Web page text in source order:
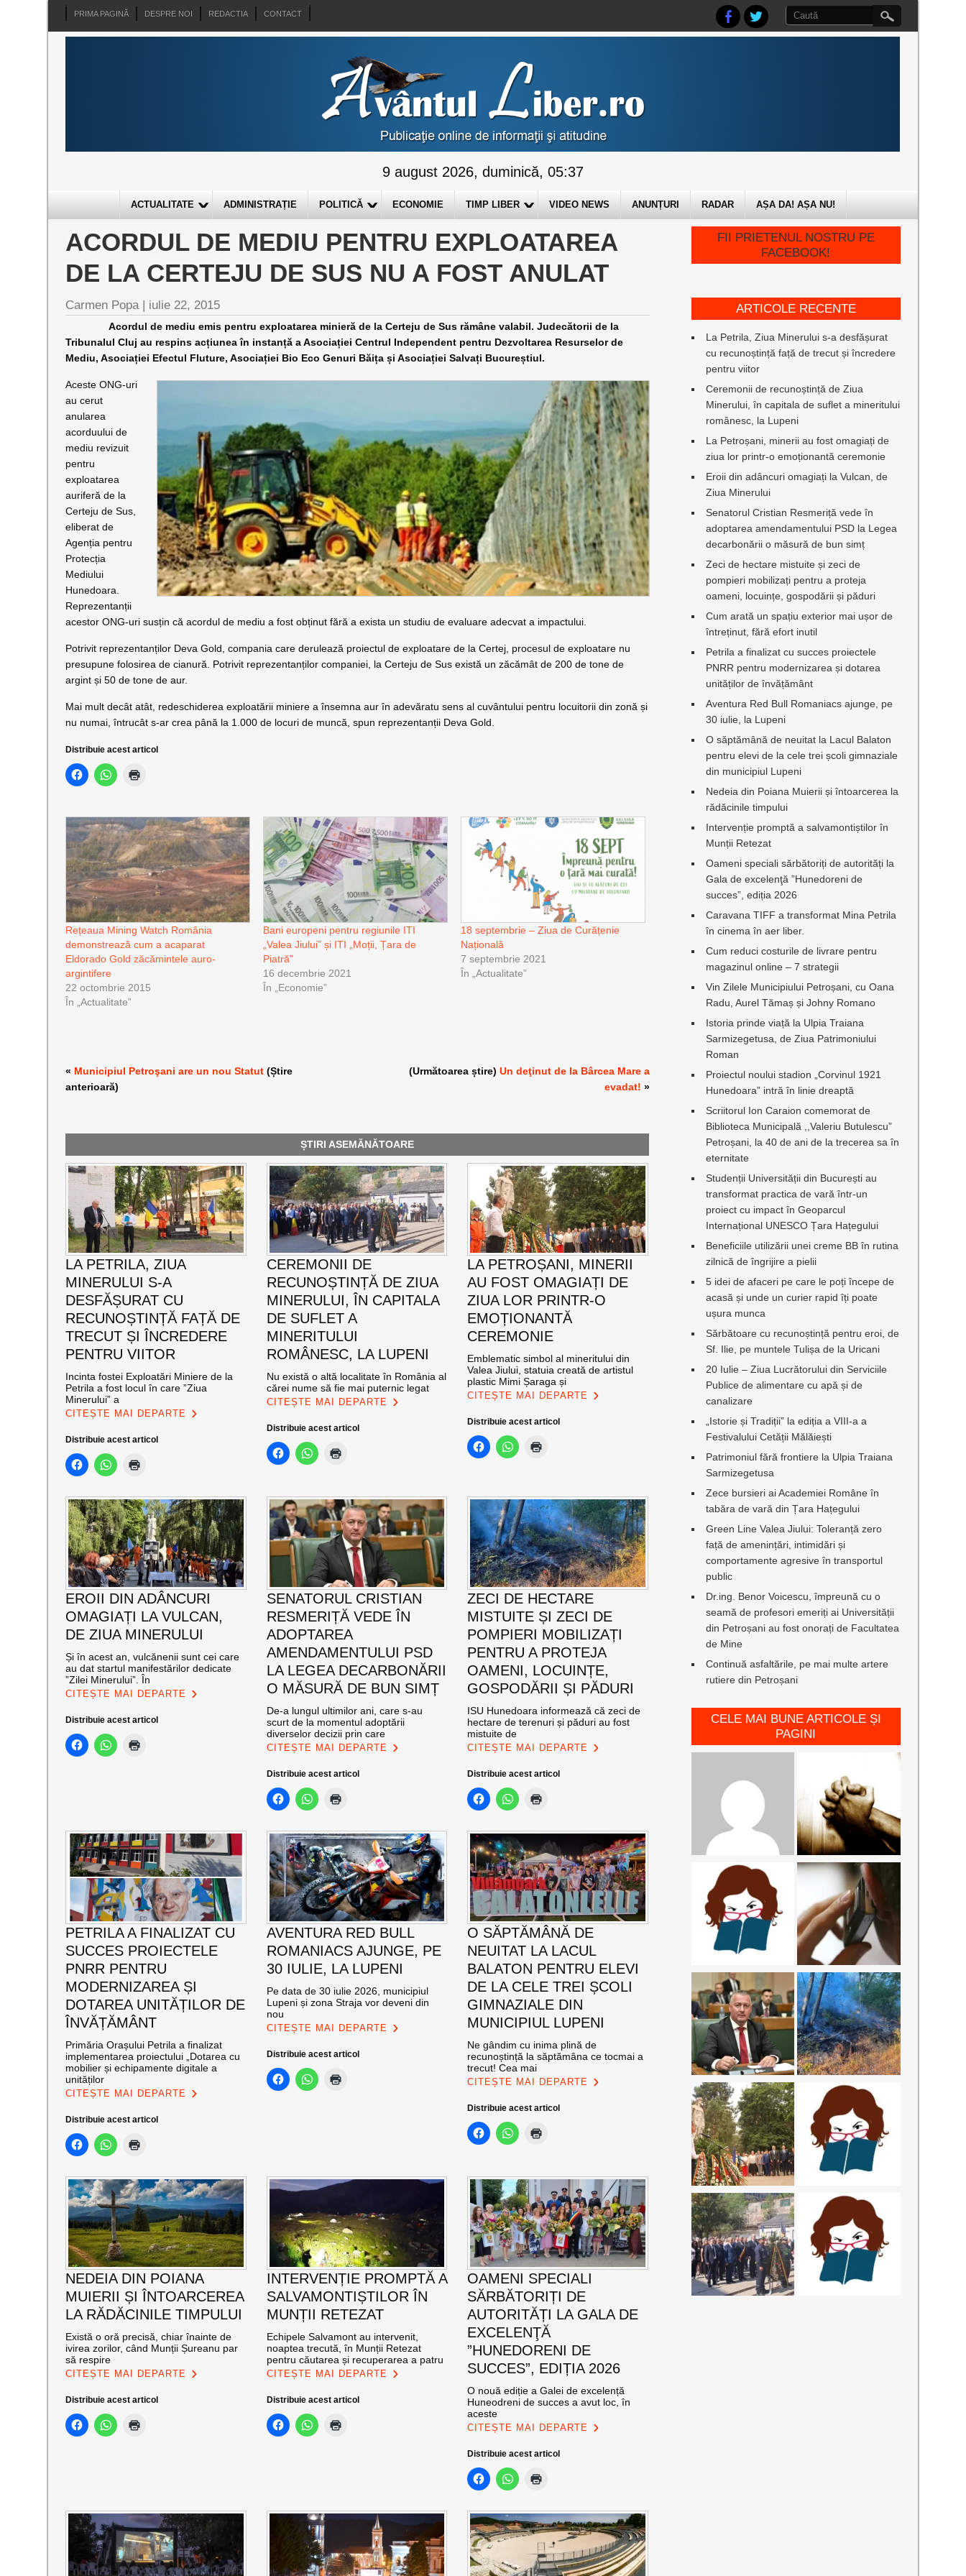
PRIMA PAGINĂ DESPRE NOI REDACTIA CONTACT
9 august 2026, duminică, 05:37
ACTUALITATE ADMINISTRAȚIE POLITICĂ ECONOMIE TIMP LIBER VIDEO NEWS ANUNȚURI RADAR AȘA DA! AȘA NU!
ACORDUL DE MEDIU PENTRU EXPLOATAREA
DE LA CERTEJU DE SUS NU A FOST ANULAT
Carmen Popa | iulie 22, 2015
Acordul de mediu emis pentru exploatarea minieră de la Certeju de Sus rămâne valabil. Judecătorii de la
Tribunalul Cluj au respins acțiunea în instanță a Asociației Centrul Independent pentru Dezvoltarea Resurselor de
Mediu, Asociației Efectul Fluture, Asociației Bio Eco Genuri Băița și Asociației Salvați Bucureștiul.
Aceste ONG-uri
au cerut
anularea
acorduului de
mediu revizuit
pentru
exploatarea
auriferă de la
Certeju de Sus,
eliberat de
Agenția pentru
Protecția
Mediului
Hunedoara.
Reprezentanții
acestor ONG-uri susțin că acordul de mediu a fost obținut fără a exista un studiu de evaluare adecvat a impactului.
Potrivit reprezentanților Deva Gold, compania care derulează proiectul de exploatare de la Certej, procesul de exploatare nu
presupune folosirea de cianură. Potrivit reprezentanților companiei, la Certeju de Sus există un zăcămât de 200 de tone de
argint și 50 de tone de aur.
Mai mult decât atât, redeschiderea exploatării miniere a însemna aur în adevăratu sens al cuvântului pentru locuitorii din zonă și
nu numai, întrucât s-ar crea până la 1.000 de locuri de muncă, spun reprezentanții Deva Gold.
Distribuie acest articol
Rețeaua Mining Watch România
demonstrează cum a acaparat
Eldorado Gold zăcămintele auro-
argintifere
22 octombrie 2015
În „Actualitate”
Bani europeni pentru regiunile ITI
„Valea Jiului” și ITI „Moții, Țara de
Piatră”
16 decembrie 2021
În „Economie”
18 septembrie – Ziua de Curățenie
Națională
7 septembrie 2021
În „Actualitate”
« Municipiul Petroşani are un nou Statut (Știre
anterioară)
(Următoarea știre)Un deţinut de la Bârcea Mare a
evadat! »
ȘTIRI ASEMĂNĂTOARE
LA PETRILA, ZIUA
MINERULUI S-A
DESFĂȘURAT CU
RECUNOȘTINȚĂ FAȚĂ DE
TRECUT ȘI ÎNCREDERE
PENTRU VIITOR
Incinta fostei Exploatări Miniere de la
Petrila a fost locul în care ”Ziua
Minerului” a
CITEȘTE MAI DEPARTE
Distribuie acest articol
CEREMONII DE
RECUNOȘTINȚĂ DE ZIUA
MINERULUI, ÎN CAPITALA
DE SUFLET A
MINERITULUI
ROMÂNESC, LA LUPENI
Nu există o altă localitate în România al
cărei nume să fie mai puternic legat
CITEȘTE MAI DEPARTE
Distribuie acest articol
LA PETROȘANI, MINERII
AU FOST OMAGIAȚI DE
ZIUA LOR PRINTR-O
EMOȚIONANTĂ
CEREMONIE
Emblematic simbol al mineritului din
Valea Jiului, statuia creată de artistul
plastic Mimi Șaraga și
CITEȘTE MAI DEPARTE
Distribuie acest articol
EROII DIN ADÂNCURI
OMAGIAȚI LA VULCAN,
DE ZIUA MINERULUI
Și în acest an, vulcănenii sunt cei care
au dat startul manifestărilor dedicate
”Zilei Minerului”. În
CITEȘTE MAI DEPARTE
Distribuie acest articol
SENATORUL CRISTIAN
RESMERIȚĂ VEDE ÎN
ADOPTAREA
AMENDAMENTULUI PSD
LA LEGEA DECARBONĂRII
O MĂSURĂ DE BUN SIMȚ
De-a lungul ultimilor ani, care s-au
scurt de la momentul adoptării
diverselor decizii prin care
CITEȘTE MAI DEPARTE
Distribuie acest articol
ZECI DE HECTARE
MISTUITE ȘI ZECI DE
POMPIERI MOBILIZAȚI
PENTRU A PROTEJA
OAMENI, LOCUINȚE,
GOSPODĂRII ȘI PĂDURI
ISU Hunedoara informează că zeci de
hectare de terenuri și păduri au fost
mistuite de
CITEȘTE MAI DEPARTE
Distribuie acest articol
PETRILA A FINALIZAT CU
SUCCES PROIECTELE
PNRR PENTRU
MODERNIZAREA ȘI
DOTAREA UNITĂȚILOR DE
ÎNVĂȚĂMÂNT
Primăria Orașului Petrila a finalizat
implementarea proiectului „Dotarea cu
mobilier și echipamente digitale a
unităților
CITEȘTE MAI DEPARTE
Distribuie acest articol
AVENTURA RED BULL
ROMANIACS AJUNGE, PE
30 IULIE, LA LUPENI
Pe data de 30 iulie 2026, municipiul
Lupeni și zona Straja vor deveni din
nou
CITEȘTE MAI DEPARTE
Distribuie acest articol
O SĂPTĂMÂNĂ DE
NEUITAT LA LACUL
BALATON PENTRU ELEVI
DE LA CELE TREI ȘCOLI
GIMNAZIALE DIN
MUNICIPIUL LUPENI
Ne gândim cu inima plină de
recunoștință la săptămâna ce tocmai a
trecut! Cea mai
CITEȘTE MAI DEPARTE
Distribuie acest articol
NEDEIA DIN POIANA
MUIERII ȘI ÎNTOARCEREA
LA RĂDĂCINILE TIMPULUI
Există o oră precisă, chiar înainte de
ivirea zorilor, când Munții Șureanu par
să respire
CITEȘTE MAI DEPARTE
Distribuie acest articol
INTERVENȚIE PROMPTĂ A
SALVAMONTIȘTILOR ÎN
MUNȚII RETEZAT
Echipele Salvamont au intervenit,
noaptea trecută, în Munții Retezat
pentru căutarea și recuperarea a patru
CITEȘTE MAI DEPARTE
Distribuie acest articol
OAMENI SPECIALI
SĂRBĂTORIȚI DE
AUTORITĂȚI LA GALA DE
EXCELENŢĂ
”HUNEDORENI DE
SUCCES”, EDIȚIA 2026
O nouă ediție a Galei de excelență
Huneodreni de succes a avut loc, în
aceste
CITEȘTE MAI DEPARTE
Distribuie acest articol
FII PRIETENUL NOSTRU PE
FACEBOOK!
ARTICOLE RECENTE
La Petrila, Ziua Minerului s-a desfășurat
cu recunoștință față de trecut și încredere
pentru viitor
Ceremonii de recunoștință de Ziua
Minerului, în capitala de suflet a mineritului
românesc, la Lupeni
La Petroșani, minerii au fost omagiați de
ziua lor printr-o emoționantă ceremonie
Eroii din adâncuri omagiați la Vulcan, de
Ziua Minerului
Senatorul Cristian Resmeriță vede în
adoptarea amendamentului PSD la Legea
decarbonării o măsură de bun simț
Zeci de hectare mistuite și zeci de
pompieri mobilizați pentru a proteja
oameni, locuințe, gospodării și păduri
Cum arată un spațiu exterior mai ușor de
întreținut, fără efort inutil
Petrila a finalizat cu succes proiectele
PNRR pentru modernizarea și dotarea
unităților de învățământ
Aventura Red Bull Romaniacs ajunge, pe
30 iulie, la Lupeni
O săptămână de neuitat la Lacul Balaton
pentru elevi de la cele trei școli gimnaziale
din municipiul Lupeni
Nedeia din Poiana Muierii și întoarcerea la
rădăcinile timpului
Intervenție promptă a salvamontiștilor în
Munții Retezat
Oameni speciali sărbătoriți de autorități la
Gala de excelenţă ”Hunedoreni de
succes”, ediția 2026
Caravana TIFF a transformat Mina Petrila
în cinema în aer liber.
Cum reduci costurile de livrare pentru
magazinul online – 7 strategii
Vin Zilele Municipiului Petroșani, cu Oana
Radu, Aurel Tămaș și Johny Romano
Istoria prinde viață la Ulpia Traiana
Sarmizegetusa, de Ziua Patrimoniului
Roman
Proiectul noului stadion „Corvinul 1921
Hunedoara” intră în linie dreaptă
Scriitorul Ion Caraion comemorat de
Biblioteca Municipală ,,Valeriu Butulescu”
Petroșani, la 40 de ani de la trecerea sa în
eternitate
Studenții Universității din București au
transformat practica de vară într-un
proiect cu impact în Geoparcul
Internațional UNESCO Țara Hațegului
Beneficiile utilizării unei creme BB în rutina
zilnică de îngrijire a pielii
5 idei de afaceri pe care le poți începe de
acasă și unde un curier rapid îți poate
ușura munca
Sărbătoare cu recunoștință pentru eroi, de
Sf. Ilie, pe muntele Tulișa de la Uricani
20 Iulie – Ziua Lucrătorului din Serviciile
Publice de alimentare cu apă și de
canalizare
„Istorie și Tradiții” la ediția a VIII-a a
Festivalului Cetății Mălăiești
Patrimoniul fără frontiere la Ulpia Traiana
Sarmizegetusa
Zece bursieri ai Academiei Române în
tabăra de vară din Țara Hațegului
Green Line Valea Jiului: Toleranță zero
față de amenințări, intimidări și
comportamente agresive în transportul
public
Dr.ing. Benor Voicescu, împreună cu o
seamă de profesori emeriți ai Universității
din Petroșani au fost onorați de Facultatea
de Mine
Continuă asfaltările, pe mai multe artere
rutiere din Petroșani
CELE MAI BUNE ARTICOLE ȘI
PAGINI